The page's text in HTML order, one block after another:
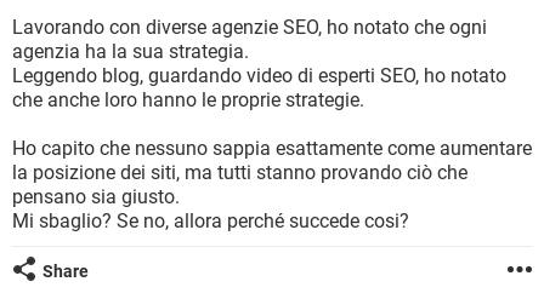
TIKTOK FACEBOOK
HARDWARE
INSTAGRAM
TIKTOK FACEBOOK
INTRATTENIMENTO ANDROID
iOS WINDOWS 10
WHATSAPP
TIKTOK FACEBOOK
HARDWARE
Lavorando con diverse agenzie SEO, ho notato che ogni
agenzia ha la sua strategia.
Leggendo blog, guardando video di esperti SEO, ho notato
che anche loro hanno le proprie strategie.
Ho capito che nessuno sappia esattamente come aumentare
la posizione dei siti, ma tutti stanno provando ciò che
pensano sia giusto.
Mi sbaglio? Se no, allora perché succede cosi?
Share